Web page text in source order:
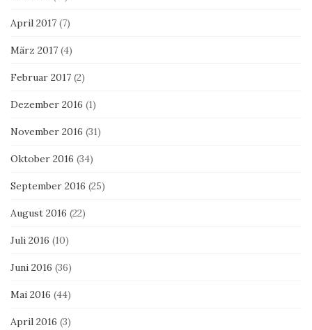
April 2017 (7)
März 2017 (4)
Februar 2017 (2)
Dezember 2016 (1)
November 2016 (31)
Oktober 2016 (34)
September 2016 (25)
August 2016 (22)
Juli 2016 (10)
Juni 2016 (36)
Mai 2016 (44)
April 2016 (3)